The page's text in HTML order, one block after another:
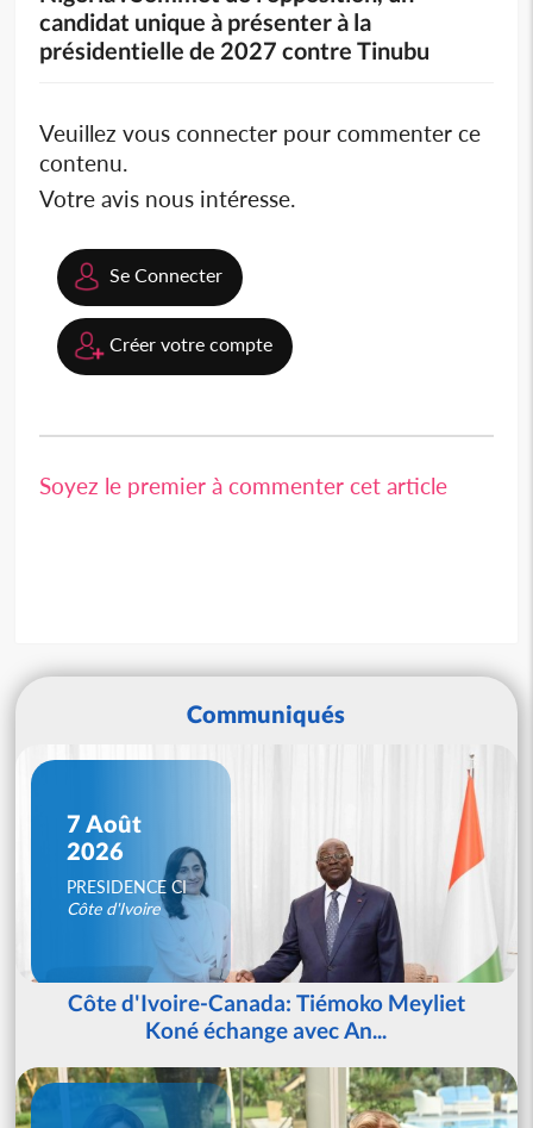
candidat unique à présenter à la
présidentielle de 2027 contre Tinubu
Veuillez vous connecter pour commenter ce
contenu.
Votre avis nous intéresse.
Se Connecter
Créer votre compte
Soyez le premier à commenter cet article
Communiqués
7 Août
2026
PRESIDENCE CI
Côte d'Ivoire
Côte d'Ivoire-Canada: Tiémoko Meyliet
Koné échange avec An...